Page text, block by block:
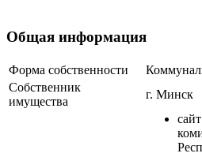
Общая информация
Форма собственности
Собственник
имущества
г. Минск